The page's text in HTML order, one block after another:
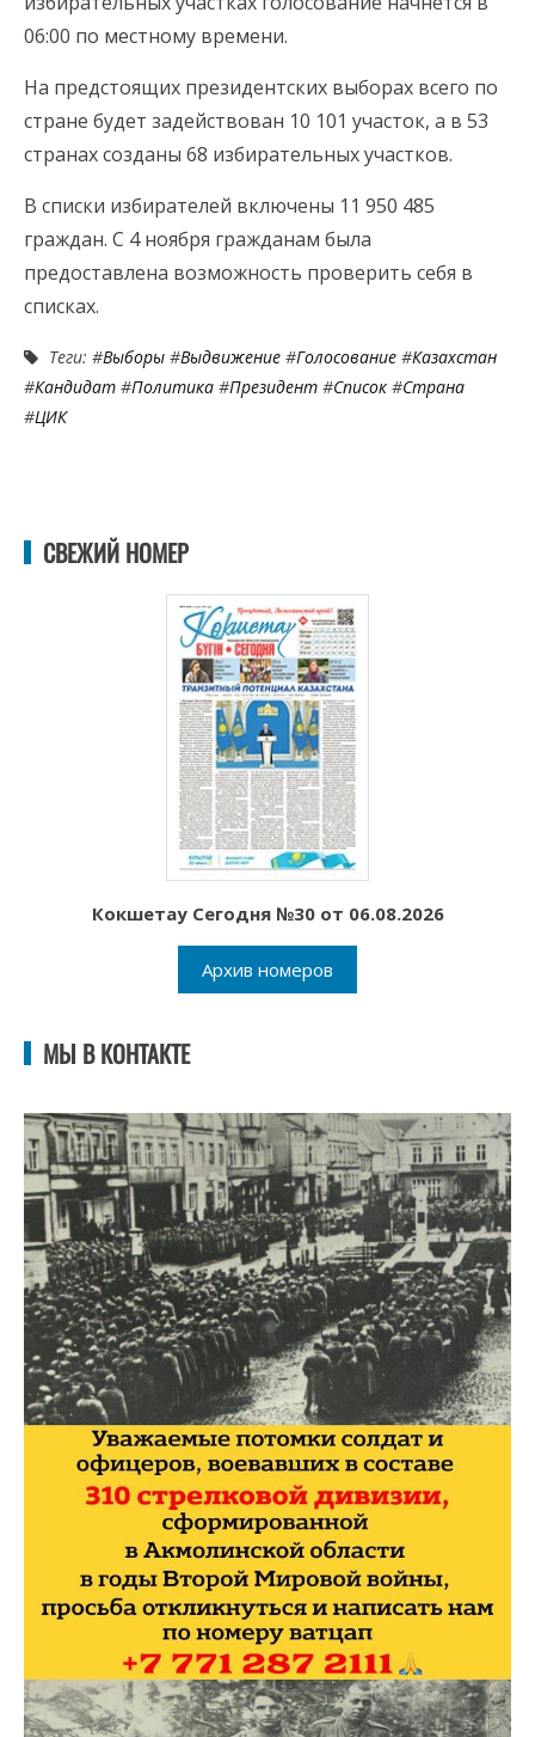
06:00 по местному времени.
На предстоящих президентских выборах всего по
стране будет задействован 10 101 участок, а в 53
странах созданы 68 избирательных участков.
В списки избирателей включены 11 950 485
граждан. С 4 ноября гражданам была
предоставлена возможность проверить себя в
списках.
Теги: #Выборы #Выдвижение #Голосование #Казахстан
#Кандидат #Политика #Президент #Список #Страна
#ЦИК
СВЕЖИЙ НОМЕР
Кокшетау Сегодня №30 от 06.08.2026
Архив номеров
МЫ В КОНТАКТЕ